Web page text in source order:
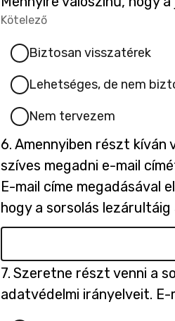
/
5
/
5 5 5
/
5
a
g
1
/
5
a
g
2
/
5
a
g
3
/
5
a
g
/
5
a
g
/
5
Kötelező
Biztosan visszatérek
Lehetséges, de nem
Nem tervezem
6. Kérdés
6.
Amennyiben részt kíván
szíves megadni e-mail
E-mail címe megadásával
hogy a sorsolás
7. Kérdés
7.
Szeretne részt venni a
adatvédelmi irányelveit.